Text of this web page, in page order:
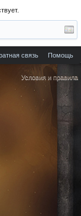
связь Помощь
Условия и правила